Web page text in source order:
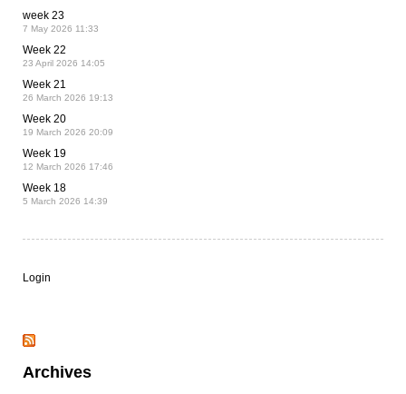
week 23
7 May 2026 11:33
Week 22
23 April 2026 14:05
Week 21
26 March 2026 19:13
Week 20
19 March 2026 20:09
Week 19
12 March 2026 17:46
Week 18
5 March 2026 14:39
Login
Archives